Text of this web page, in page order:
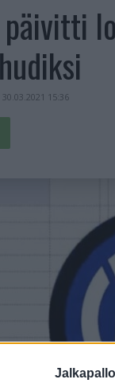
30.03.2021 15:36